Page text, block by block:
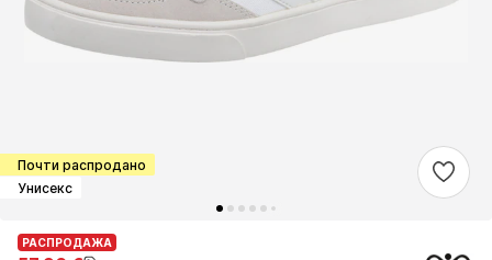
Почти распродано
Унисекс
РАСПРОДАЖА
РАСПРОДАЖА